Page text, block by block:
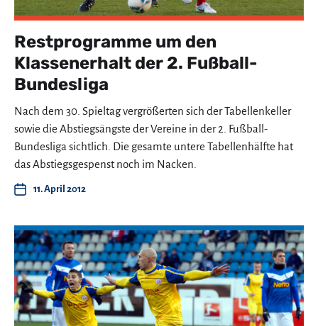
Restprogramme um den
Klassenerhalt der 2. Fußball-
Bundesliga
Nach dem 30. Spieltag vergrößerten sich der Tabellenkeller
sowie die Abstiegsängste der Vereine in der 2. Fußball-
Bundesliga sichtlich. Die gesamte untere Tabellenhälfte hat
das Abstiegsgespenst noch im Nacken.
11. April 2012